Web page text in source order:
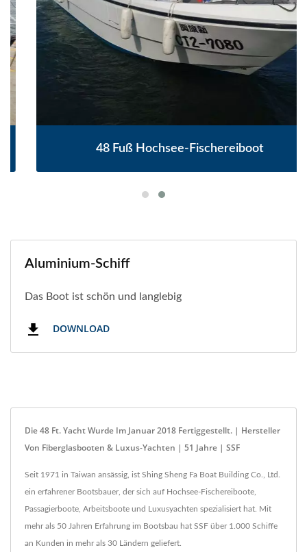
48 Fuß Hochsee-Fischereiboot
Aluminium-Schiff
Das Boot ist schön und langlebig
DOWNLOAD
Die 48 Ft. YachtWurde Im Januar 2018 Fertiggestellt. | Hersteller
Von Fiberglasbooten & Luxus-Yachten | 51 Jahre | SSF
Seit 1971 in Taiwan ansässig, ist Shing Sheng Fa Boat Building Co., Ltd.
ein erfahrener Bootsbauer, der sich auf Hochsee-Fischereiboote,
Passagierboote, Arbeitsboote und Luxusyachten spezialisiert hat. Mit
mehr als 50 Jahren Erfahrung im Bootsbau hat SSF über 1.000 Schiffe
an Kunden in mehr als 30 Ländern geliefert.